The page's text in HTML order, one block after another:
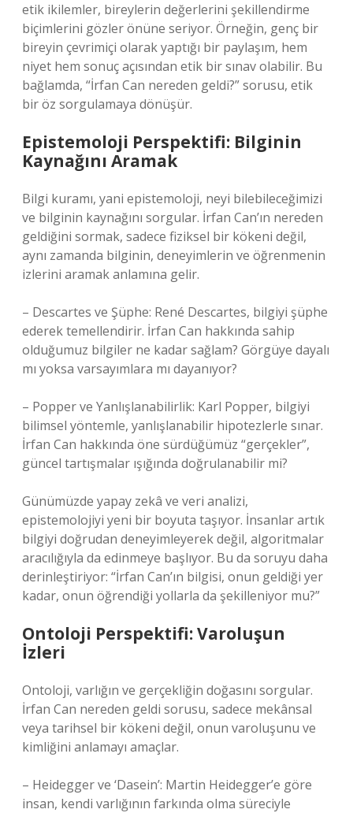
etik ikilemler, bireylerin değerlerini şekillendirme
biçimlerini gözler önüne seriyor. Örneğin, genç bir
bireyin çevrimiçi olarak yaptığı bir paylaşım, hem
niyet hem sonuç açısından etik bir sınav olabilir. Bu
bağlamda, “İrfan Can nereden geldi?” sorusu, etik
bir öz sorgulamaya dönüşür.
Epistemoloji Perspektifi: Bilginin
Kaynağını Aramak
Bilgi kuramı, yani epistemoloji, neyi bilebileceğimizi
ve bilginin kaynağını sorgular. İrfan Can’ın nereden
geldiğini sormak, sadece fiziksel bir kökeni değil,
aynı zamanda bilginin, deneyimlerin ve öğrenmenin
izlerini aramak anlamına gelir.
– Descartes ve Şüphe: René Descartes, bilgiyi şüphe
ederek temellendirir. İrfan Can hakkında sahip
olduğumuz bilgiler ne kadar sağlam? Görgüye dayalı
mı yoksa varsayımlara mı dayanıyor?
– Popper ve Yanlışlanabilirlik: Karl Popper, bilgiyi
bilimsel yöntemle, yanlışlanabilir hipotezlerle sınar.
İrfan Can hakkında öne sürdüğümüz “gerçekler”,
güncel tartışmalar ışığında doğrulanabilir mi?
Günümüzde yapay zekâ ve veri analizi,
epistemolojiyi yeni bir boyuta taşıyor. İnsanlar artık
bilgiyi doğrudan deneyimleyerek değil, algoritmalar
aracılığıyla da edinmeye başlıyor. Bu da soruyu daha
derinleştiriyor: “İrfan Can’ın bilgisi, onun geldiği yer
kadar, onun öğrendiği yollarla da şekilleniyor mu?”
Ontoloji Perspektifi: Varoluşun
İzleri
Ontoloji, varlığın ve gerçekliğin doğasını sorgular.
İrfan Can nereden geldi sorusu, sadece mekânsal
veya tarihsel bir kökeni değil, onun varoluşunu ve
kimliğini anlamayı amaçlar.
– Heidegger ve ‘Dasein’: Martin Heidegger’e göre
insan, kendi varlığının farkında olma süreciyle